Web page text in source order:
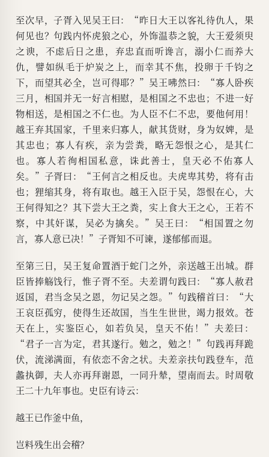
至次早，子胥入见吴王曰：“昨日大王以客礼待仇人，果
何见也？句践内怀虎狼之心，外饰温恭之貌，大王爱须臾
之谀，不虑后日之患，弃忠直而听谗言，溺小仁而养大
仇，譬如纵毛于炉炭之上，而幸其不焦，投卵于千钧之
下，而望其必全，岂可得耶？”吴王咈然曰：“寡人卧疾
三月，相国并无一好言相慰，是相国之不忠也；不进一好
物相送，是相国之不仁也。为人臣不仁不忠，要他何用！
越王弃其国家，千里来归寡人，献其货财，身为奴婢，是
其忠也；寡人有疾，亲为尝粪，略无怨恨之心，是其仁
也。寡人若徇相国私意，诛此善士，皇天必不佑寡人
矣。”子胥曰：“王何言之相反也。夫虎卑其势，将有击
也；狸缩其身，将有取也。越王入臣于吴，怨恨在心，大
王何得知之？其下尝大王之粪，实上食大王之心，王若不
察，中其奸谋，吴必为擒矣。”吴王曰：“相国置之勿
言，寡人意已决！”子胥知不可谏，遂郁郁而退。
至第三日，吴王复命置酒于蛇门之外，亲送越王出城。群
臣皆捧觞饯行，惟子胥不至。夫差谓句践曰：“寡人赦君
返国，君当念吴之恩，勿记吴之怨。”句践稽首曰：“大
王哀臣孤穷，使得生还故国，当生生世世，竭力报效。苍
天在上，实鉴臣心，如若负吴，皇天不佑！”夫差曰：
“君子一言为定，君其遂行。勉之，勉之！”句践再拜跪
伏，流涕满面，有依恋不舍之状。夫差亲扶句践登车，范
蠡执御，夫人亦再拜谢恩，一同升辇，望南而去。时周敬
王二十九年事也。史臣有诗云：
越王已作釜中鱼，
岂料残生出会稽？